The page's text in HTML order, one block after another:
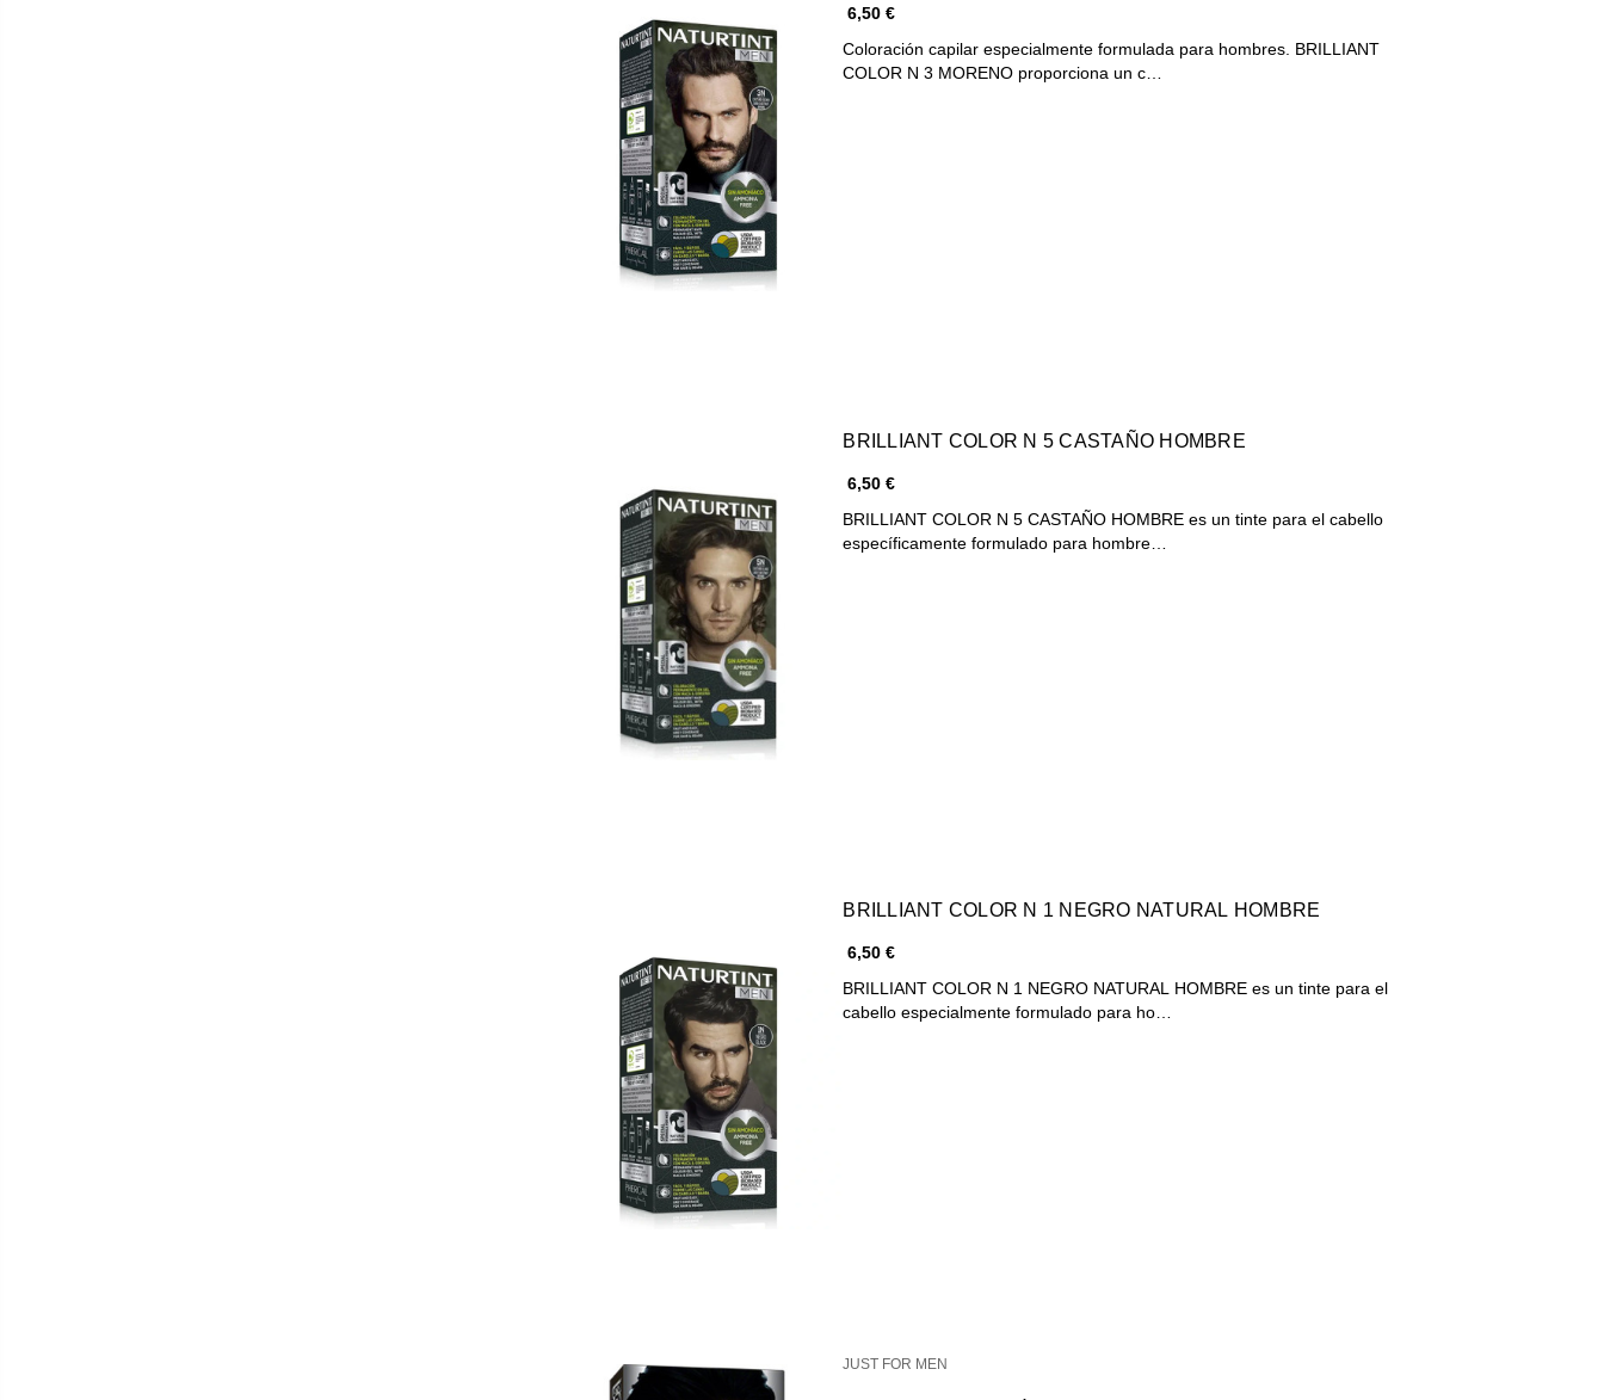
6,50 €
Coloración capilar especialmente formulada para hombres. BRILLIANT
COLOR N 3 MORENO proporciona un c…
BRILLIANT COLOR N 5 CASTAÑO HOMBRE
6,50 €
BRILLIANT COLOR N 5 CASTAÑO HOMBRE es un tinte para el cabello
específicamente formulado para hombre…
BRILLIANT COLOR N 1 NEGRO NATURAL HOMBRE
6,50 €
BRILLIANT COLOR N 1 NEGRO NATURAL HOMBRE es un tinte para el
cabello especialmente formulado para ho…
JUST FOR MEN